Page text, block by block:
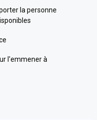
la personne
l'emmener à